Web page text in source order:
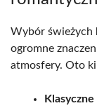
Wybór świeżych
ogromne
atmosfery. Oto